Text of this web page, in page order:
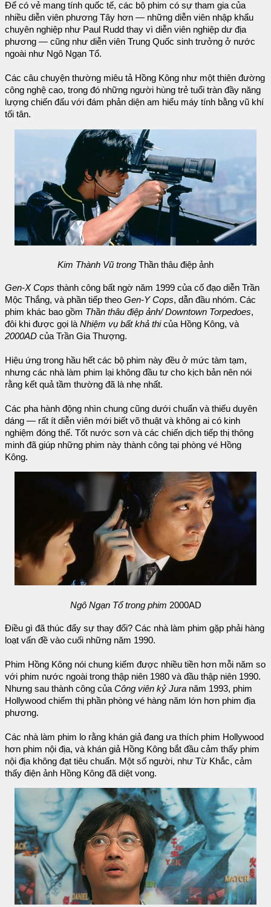
Để có vẻ mang tính quốc tế, các bộ phim có sự tham gia của
nhiều diễn viên phương Tây hơn — những diễn viên nhập khẩu
chuyên nghiệp như Paul Rudd thay vì diễn viên nghiệp dư địa
phương — cũng như diễn viên Trung Quốc sinh trưởng ở nước
ngoài như Ngô Ngạn Tổ.
Các câu chuyện thường miêu tả Hồng Kông như một thiên đường
công nghệ cao, trong đó những người hùng trẻ tuổi tràn đầy năng
lượng chiến đấu với đám phản diện am hiểu máy tính bằng vũ khí
tối tân.
Kim Thành Vũ trong Thần thâu điệp ảnh
Gen-X Cops thành công bất ngờ năm 1999 của cố đạo diễn Trần
Mộc Thắng, và phần tiếp theo Gen-Y Cops, dẫn đầu nhóm. Các
phim khác bao gồm Thần thâu điệp ảnh/ Downtown Torpedoes,
đôi khi được gọi là Nhiệm vụ bất khả thicủa Hồng Kông, và
2000AD của Trần Gia Thượng.
Hiệu ứng trong hầu hết các bộ phim này đều ở mức tàm tạm,
nhưng các nhà làm phim lại không đầu tư cho kịch bản nên nói
rằng kết quả tầm thường đã là nhẹ nhất.
Các pha hành động nhìn chung cũng dưới chuẩn và thiếu duyên
dáng — rất ít diễn viên mới biết võ thuật và không ai có kinh
nghiệm đóng thế. Tốt nước sơn và các chiến dịch tiếp thị thông
minh đã giúp những phim này thành công tại phòng vé Hồng
Kông.
Ngô Ngạn Tổ trong phim 2000AD
Điều gì đã thúc đẩy sự thay đổi? Các nhà làm phim gặp phải hàng
loạt vấn đề vào cuối những năm 1990.
Phim Hồng Kông nói chung kiếm được nhiều tiền hơn mỗi năm so
với phim nước ngoài trong thập niên 1980 và đầu thập niên 1990.
Nhưng sau thành công của Công viên kỷ Jura năm 1993, phim
Hollywood chiếm thị phần phòng vé hàng năm lớn hơn phim địa
phương.
Các nhà làm phim lo rằng khán giả đang ưa thích phim Hollywood
hơn phim nội địa, và khán giả Hồng Kông bắt đầu cảm thấy phim
nội địa không đạt tiêu chuẩn. Một số người, như Từ Khắc, cảm
thấy điện ảnh Hồng Kông đã diệt vong.